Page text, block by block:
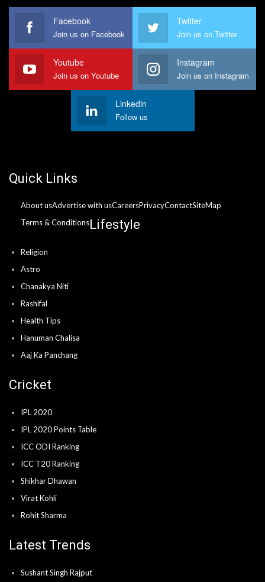
Facebook
Join us on Facebook
Twitter
Join us on Twitter
Youtube
Join us on Youtube
Instagram
Join us on Instagram
Linkedin
Follow us
Quick Links
About usAdvertise with usCareersPrivacyContactSiteMap
Terms & Conditions Lifestyle
Religion
Astro
Chanakya Niti
Rashifal
Health Tips
Hanuman Chalisa
Aaj Ka Panchang
Cricket
IPL 2020
IPL 2020 Points Table
ICC ODI Ranking
ICC T20 Ranking
Shikhar Dhawan
Virat Kohli
Rohit Sharma
Latest Trends
Sushant Singh Rajput